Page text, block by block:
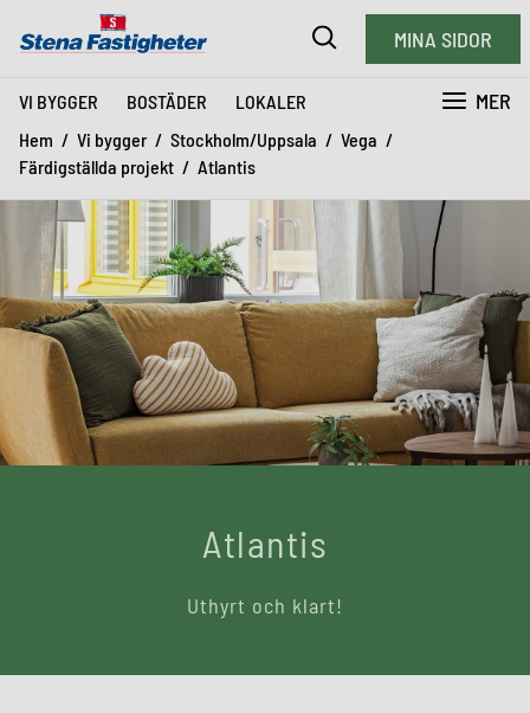
VI BYGGER BOSTÄDER LOKALER MER
MINA SIDOR
Hem Vi bygger Stockholm/Uppsala
Vega
Färdigställda projekt
Atlantis
Atlantis
Uthyrt och klart!